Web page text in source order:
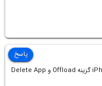
چرا تو قسمت iPhone Storage گزینه Offload و Delete App
پاسخ